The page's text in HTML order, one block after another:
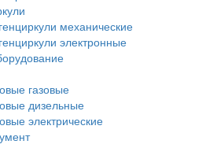
механические
электронные
газовые
дизельные
электрические